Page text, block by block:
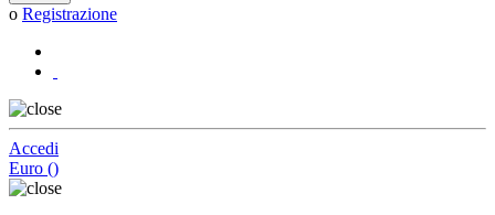
o Registrazione
Accedi
Euro ()